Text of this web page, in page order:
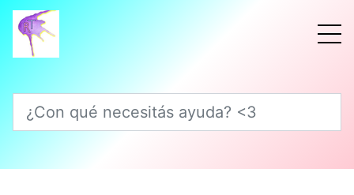
¿Con qué necesitás ayuda? <3